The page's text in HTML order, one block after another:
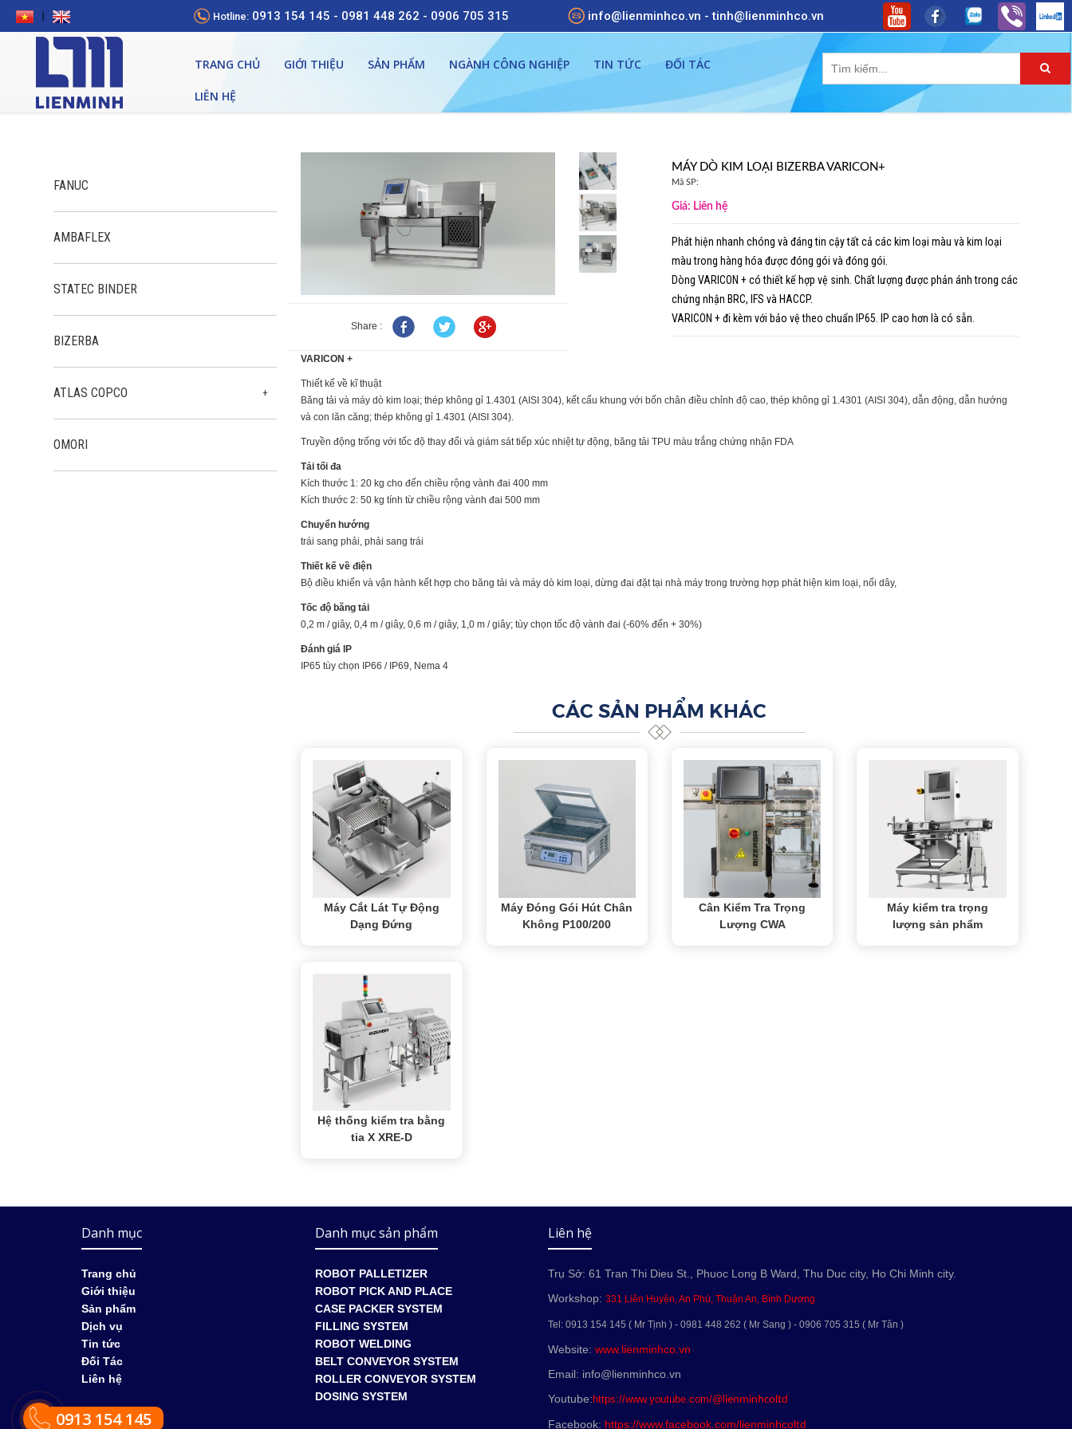
| Hotline: 0913 154 145 -‬ 0981 448 262 - 0906 705 315 info@lienminhco.vn - tinh@lienminhco.vn
TRANG CHỦ GIỚI THIỆU SẢN PHẨM NGÀNH CÔNG NGHIỆP TIN TỨC ĐỐI TÁC
LIÊN HỆ
FANUC
AMBAFLEX
STATEC BINDER
BIZERBA
ATLAS COPCO
Máy Sấy Khí
Máy Nén Khí Bôi Trơn Bằng Dầu
Máy Nén Khí Không Dầu
OMORI
Share :
MÁY DÒ KIM LOẠI BIZERBA VARICON+
Mã SP:
Giá: Liên hệ
Phát hiện nhanh chóng và đáng tin cậy tất cả các kim loại màu và kim loại
màu trong hàng hóa được đóng gói và đóng gói.
Dòng VARICON + có thiết kế hợp vệ sinh. Chất lượng được phản ánh trong các
chứng nhận BRC, IFS và HACCP.
VARICON + đi kèm với bảo vệ theo chuẩn IP65. IP cao hơn là có sẵn.
VARICON +
Thiết kế về kĩ thuật
Băng tải và máy dò kim loại; thép không gỉ 1.4301 (AISI 304), kết cấu khung với bốn chân điều chỉnh độ cao, thép không gỉ 1.4301 (AISI 304), dẫn động, dẫn hướng
và con lăn căng; thép không gỉ 1.4301 (AISI 304).
Truyền động trống với tốc độ thay đổi và giám sát tiếp xúc nhiệt tự động, băng tải TPU màu trắng chứng nhận FDA
Tải tối đa
Kích thước 1: 20 kg cho đến chiều rộng vành đai 400 mm
Kích thước 2: 50 kg tính từ chiều rộng vành đai 500 mm
Chuyển hướng
trái sang phải, phải sang trái
Thiết kế về điện
Bộ điều khiển và vận hành kết hợp cho băng tải và máy dò kim loại, dừng đai đặt tại nhà máy trong trường hợp phát hiện kim loại, nối dây,
Tốc độ băng tải
0,2 m / giây, 0,4 m / giây, 0,6 m / giây, 1,0 m / giây; tùy chọn tốc độ vành đai (-60% đến + 30%)
Đánh giá IP
IP65 tùy chọn IP66 / IP69, Nema 4
CÁC SẢN PHẨM KHÁC
Máy Cắt Lát Tự Động
Dạng Đứng
Máy Đóng Gói Hút Chân
Không P100/200
Cân Kiểm Tra Trọng
Lượng CWA
Máy kiểm tra trọng
lượng sản phẩm
Hệ thống kiểm tra bằng
tia X XRE-D
Danh mục
Trang chủ
Giới thiệu
Sản phẩm
Dịch vụ
Tin tức
Đối Tác
Liên hệ
Danh mục sản phẩm
ROBOT PALLETIZER
ROBOT PICK AND PLACE
CASE PACKER SYSTEM
FILLING SYSTEM
ROBOT WELDING
BELT CONVEYOR SYSTEM
ROLLER CONVEYOR SYSTEM
DOSING SYSTEM
Liên hệ
Trụ Sở: 61 Tran Thi Dieu St., Phuoc Long B Ward, Thu Duc city, Ho Chi Minh city.
Workshop: 331 Liên Huyện, An Phú, Thuận An, Bình Dương
Tel: 0913 154 145 ( Mr Tịnh ) - 0981 448 262 ( Mr Sang ) - 0906 705 315 ( Mr Tân )
Website: www.lienminhco.vn
Email: info@lienminhco.vn
Youtube: https://www.youtube.com/@l ienminhcoltd
Facebook: https://www.facebook.com/lienminhcoltd
0913 154 145